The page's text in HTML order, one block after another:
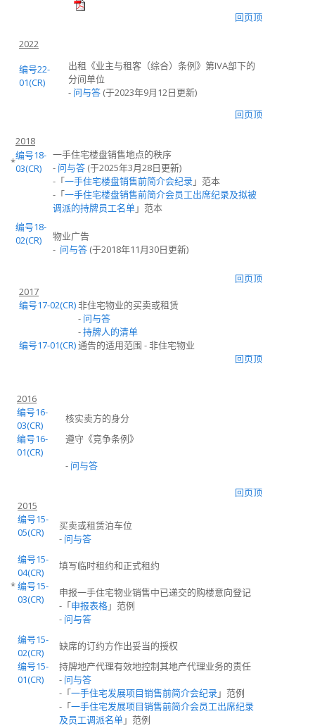
回页顶
2022
编号22-
01(CR)
出租《业主与租客（综合）条例》 第IVA部下的
分间单位
- 问与答 (于2023年9月12日更新)
回页顶
2018
*
编号18-
03(CR)
一手住宅楼盘销售地点的秩序
- 问与答 (于2025年3月28日更新)
- 「一手住宅楼盘销售前简介会纪录」范本
- 「一手住宅楼盘销售前简介会员工出席纪录及拟被
调派的持牌员工名单」范本
编号18-
02(CR)
物业广告
- 问与答 (于2018年11月30日更新)
回页顶
2017
编号17-02(CR)非住宅物业的买卖或租赁
- 问与答
-持牌人的清单
编号17-01(CR)通告的适用范围 -非住宅物业
回页顶
2016
编号16-
03(CR)
核实卖方的身分
编号16-
01(CR)
遵守 《竞争条例》
- 问与答
回页顶
2015
编号15-
05(CR)
买卖或租赁泊车位
- 问与答
编号15-
04(CR)
填写临时租约和正式租约
*编号15-
03(CR)
申报一手住宅物业销售中已递交的购楼意向登记
-「申报表格」范例
- 问与答
编号15-
02(CR)
缺席的订约方作出妥当的授权
编号15-
01(CR)
持牌地产代理有效地控制其地产代理业务的责任
- 问与答
-「一手住宅发展项目销售前简介会纪录」范例
-「一手住宅发展项目销售前简介会员工出席纪录
及员工调派名单」范例